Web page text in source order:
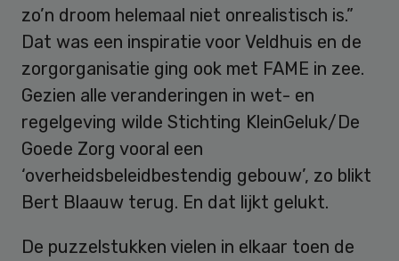
zo’n droom helemaal niet onrealistisch is.”
Dat was een inspiratie voor Veldhuis en de
zorgorganisatie ging ook met FAME in zee.
Gezien alle veranderingen in wet- en
regelgeving wilde Stichting KleinGeluk/De
Goede Zorg vooral een
‘overheidsbeleidbestendig gebouw’, zo blikt
Bert Blaauw terug. En dat lijkt gelukt.
De puzzelstukken vielen in elkaar toen de